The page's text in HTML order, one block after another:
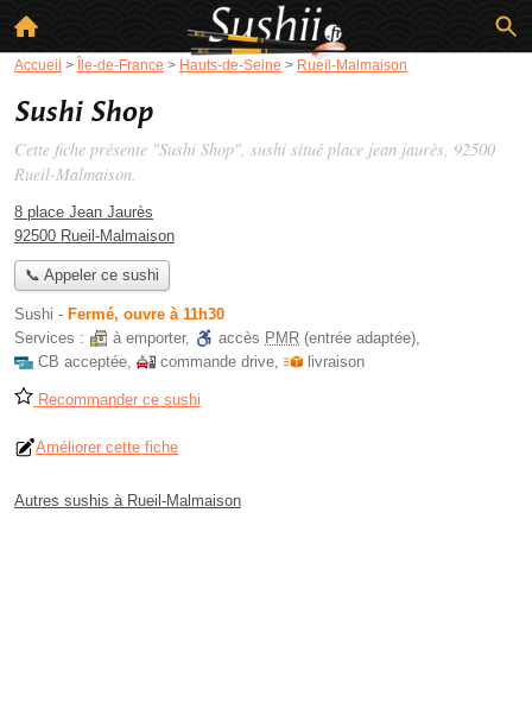
Accueil > Île-de-France > Hauts-de-Seine > Rueil-Malmaison
Sushi Shop
Cette fiche présente "Sushi Shop", sushi situé place jean jaurès, 92500
Rueil-Malmaison.
8 place Jean Jaurès
92500 Rueil-Malmaison
📞 Appeler ce sushi
Sushi - Fermé, ouvre à 11h30
Services :
à emporter, accès PMR (entrée adaptée),
CB acceptée, commande drive, livraison
Recommander ce sushi
Améliorer cette fiche
Autres sushis à Rueil-Malmaison